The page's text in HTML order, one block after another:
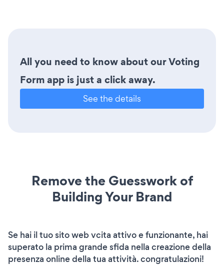
All you need to know about our Voting
Form app is just a click away.
See the details
Remove the Guesswork of
Building Your Brand
Se hai il tuo sito web vcita attivo e funzionante, hai
superato la prima grande sfida nella creazione della
presenza online della tua attività. congratulazioni!